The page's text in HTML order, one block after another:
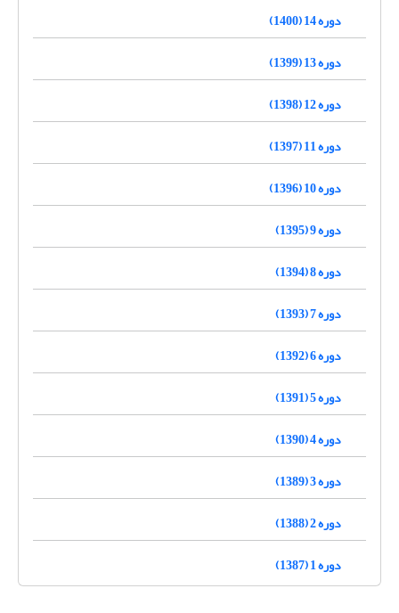
دوره 14 (1400)
دوره 13 (1399)
دوره 12 (1398)
دوره 11 (1397)
دوره 10 (1396)
دوره 9 (1395)
دوره 8 (1394)
دوره 7 (1393)
دوره 6 (1392)
دوره 5 (1391)
دوره 4 (1390)
دوره 3 (1389)
دوره 2 (1388)
دوره 1 (1387)